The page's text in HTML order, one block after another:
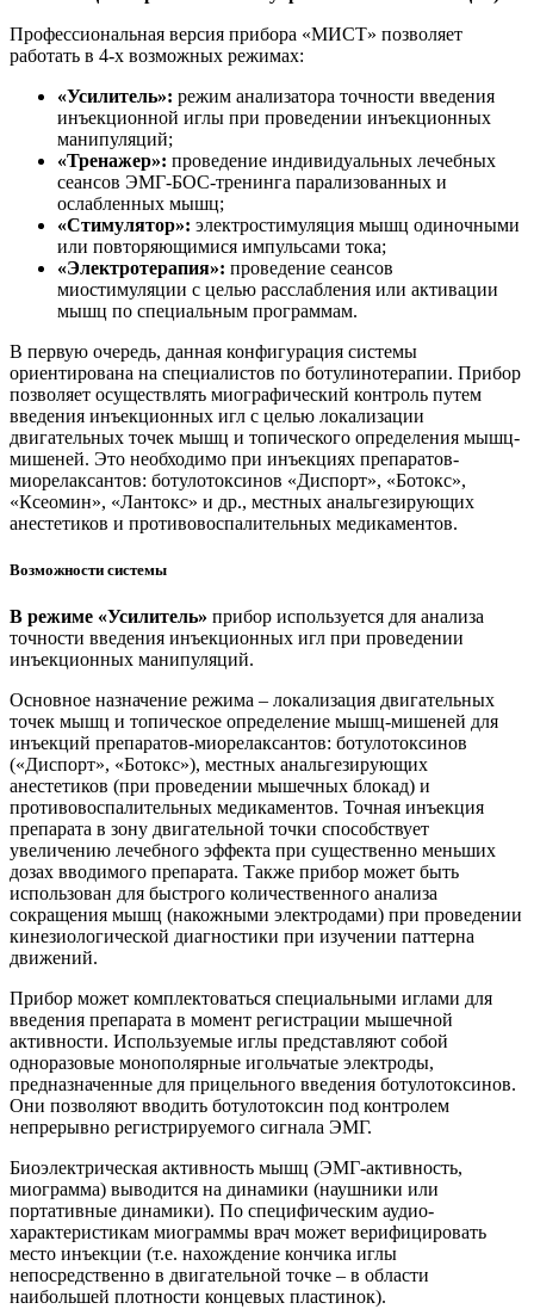
Профессиональная версия прибора «МИСТ» позволяет
работать в 4-х возможных режимах:
«Усилитель»: режим анализатора точности введения
инъекционной иглы при проведении инъекционных
манипуляций;
«Тренажер»: проведение индивидуальных лечебных
сеансов ЭМГ-БОС-тренинга парализованных и
ослабленных мышц;
«Стимулятор»: электростимуляция мышц одиночными
или повторяющимися импульсами тока;
«Электротерапия»: проведение сеансов
миостимуляции с целью расслабления или активации
мышц по специальным программам.
В первую очередь, данная конфигурация системы
ориентирована на специалистов по ботулинотерапии. Прибор
позволяет осуществлять миографический контроль путем
введения инъекционных игл с целью локализации
двигательных точек мышц и топического определения мышц-
мишеней. Это необходимо при инъекциях препаратов-
миорелаксантов: ботулотоксинов «Диспорт», «Ботокс»,
«Ксеомин», «Лантокс» и др., местных анальгезирующих
анестетиков и противовоспалительных медикаментов.
Возможности системы
В режиме «Усилитель» прибор используется для анализа
точности введения инъекционных игл при проведении
инъекционных манипуляций.
Основное назначение режима – локализация двигательных
точек мышц и топическое определение мышц-мишеней для
инъекций препаратов-миорелаксантов: ботулотоксинов
(«Диспорт», «Ботокс»), местных анальгезирующих
анестетиков (при проведении мышечных блокад) и
противовоспалительных медикаментов. Точная инъекция
препарата в зону двигательной точки способствует
увеличению лечебного эффекта при существенно меньших
дозах вводимого препарата. Также прибор может быть
использован для быстрого количественного анализа
сокращения мышц (накожными электродами) при проведении
кинезиологической диагностики при изучении паттерна
движений.
Прибор может комплектоваться специальными иглами для
введения препарата в момент регистрации мышечной
активности. Используемые иглы представляют собой
одноразовые монополярные игольчатые электроды,
предназначенные для прицельного введения ботулотоксинов.
Они позволяют вводить ботулотоксин под контролем
непрерывно регистрируемого сигнала ЭМГ.
Биоэлектрическая активность мышц (ЭМГ-активность,
миограмма) выводится на динамики (наушники или
портативные динамики). По специфическим аудио-
характеристикам миограммы врач может верифицировать
место инъекции (т.е. нахождение кончика иглы
непосредственно в двигательной точке – в области
наибольшей плотности концевых пластинок).